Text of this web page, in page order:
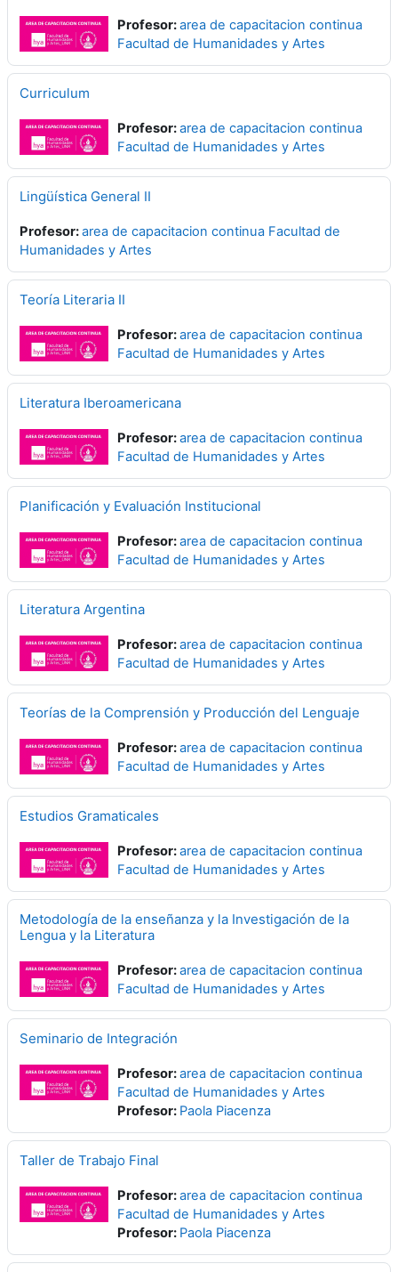
Profesor:area de capacitacion continua
Facultad de Humanidades y Artes
Curriculum
Profesor:area de capacitacion continua
Facultad de Humanidades y Artes
Lingüística General II
Profesor:area de capacitacion continua Facultad de
Humanidades y Artes
Teoría Literaria II
Profesor:area de capacitacion continua
Facultad de Humanidades y Artes
Literatura Iberoamericana
Profesor:area de capacitacion continua
Facultad de Humanidades y Artes
Planificación y Evaluación Institucional
Profesor:area de capacitacion continua
Facultad de Humanidades y Artes
Literatura Argentina
Profesor:area de capacitacion continua
Facultad de Humanidades y Artes
Teorías de la Comprensión y Producción del Lenguaje
Profesor:area de capacitacion continua
Facultad de Humanidades y Artes
Estudios Gramaticales
Profesor:area de capacitacion continua
Facultad de Humanidades y Artes
Metodología de la enseñanza y la Investigación de la
Lengua y la Literatura
Profesor:area de capacitacion continua
Facultad de Humanidades y Artes
Seminario de Integración
Profesor:area de capacitacion continua
Facultad de Humanidades y Artes
Profesor: Paola Piacenza
Taller de Trabajo Final
Profesor:area de capacitacion continua
Facultad de Humanidades y Artes
Profesor: Paola Piacenza